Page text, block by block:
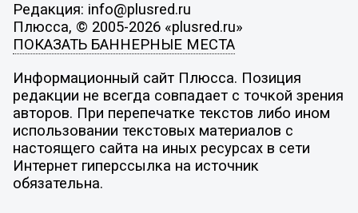
Редакция: info@plusred.ru
Плюсса, © 2005-2026 «plusred.ru»
ПОКАЗАТЬ БАННЕРНЫЕ МЕСТА
Информационный сайт Плюсса. Позиция
редакции не всегда совпадает с точкой зрения
авторов. При перепечатке текстов либо ином
использовании текстовых материалов с
настоящего сайта на иных ресурсах в сети
Интернет гиперссылка на источник
обязательна.